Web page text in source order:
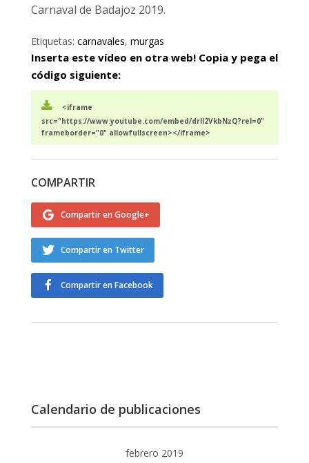
Carnaval de Badajoz 2019.
Etiquetas: carnavales, murgas
Inserta este vídeo en otra web! Copia y pega el
código siguiente:
<iframe
src="https://www.youtube.com/embed/drlI2VkbNzQ?rel=0"
frameborder="0" allowfullscreen></iframe>
COMPARTIR
Compartir en Google+
Compartir en Twitter
Compartir en Facebook
Calendario de publicaciones
febrero 2019